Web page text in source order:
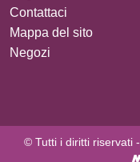
Contattaci
Mappa del sito
Negozi
© Tutti i diritti riservati -